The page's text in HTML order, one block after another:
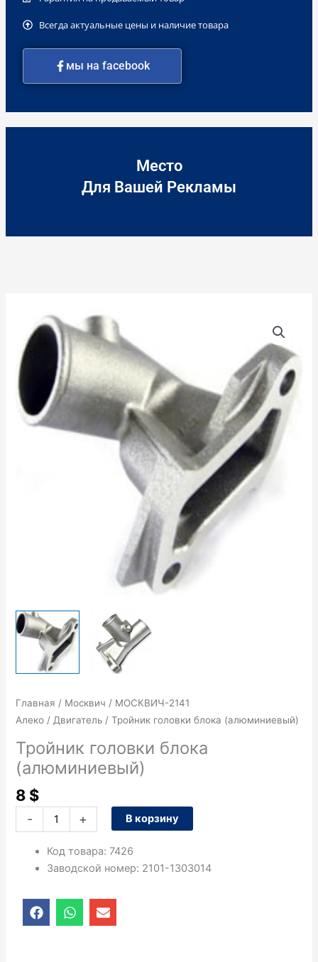
Всегда актуальные цены и наличие товара
мы на facebook
Место
Для Вашей Рекламы
Главная / Москвич / МОСКВИЧ-2141
Алеко /Двигатель / Тройник головки блока (алюминиевый)
Тройник головки блока
(алюминиевый)
8 $
-
Количество
товара
Тройник
головки
(алюминиевый)
+ В корзину
Код товара: 7426
Заводской номер: 2101-1303014
F
a
W
h
E
n